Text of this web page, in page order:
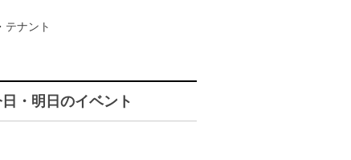
テナント
・明日のイベント